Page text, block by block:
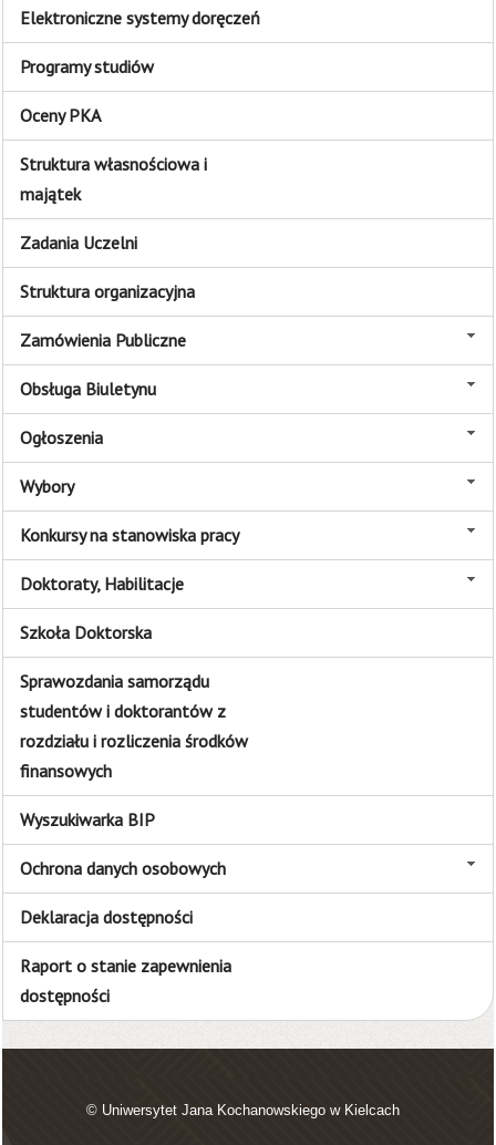
Elektroniczne systemy doręczeń
Programy studiów
Oceny PKA
Struktura własnościowa i
majątek
Zadania Uczelni
Struktura organizacyjna
Zamówienia Publiczne
Obsługa Biuletynu
Ogłoszenia
Wybory
Konkursy na stanowiska pracy
Doktoraty, Habilitacje
Szkoła Doktorska
Sprawozdania samorządu
studentów i doktorantów z
rozdziału i rozliczenia środków
finansowych
Wyszukiwarka BIP
Ochrona danych osobowych
Deklaracja dostępności
Raport o stanie zapewnienia
dostępności
© Uniwersytet Jana Kochanowskiego w Kielcach